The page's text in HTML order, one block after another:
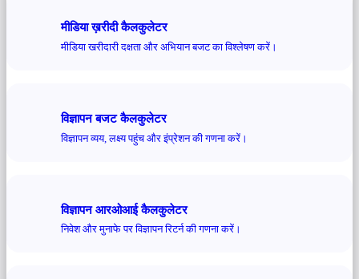
मीडिया ख़रीदी कैलकुलेटर
मीडिया खरीदारी दक्षता और अभियान बजट का विश्लेषण करें।
विज्ञापन बजट कैलकुलेटर
विज्ञापन व्यय, लक्ष्य पहुंच और इंप्रेशन की गणना करें।
विज्ञापन आरओआई कैलकुलेटर
निवेश और मुनाफे पर विज्ञापन रिटर्न की गणना करें।